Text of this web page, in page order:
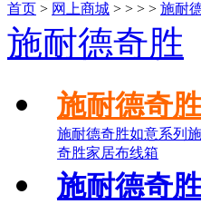
首页 > 网上商城 > > > > 施耐
施耐德奇胜
施耐德奇
施耐德奇胜如意系列
奇胜家居布线箱
施耐德奇